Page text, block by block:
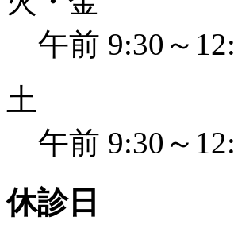
午前 9:30～
土
午前 9:30～
休診日